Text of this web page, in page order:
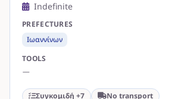
Indefinite
PREFECTURES
Ιωαννίνων
TOOLS
—
Συγκομιδή +7 No transport